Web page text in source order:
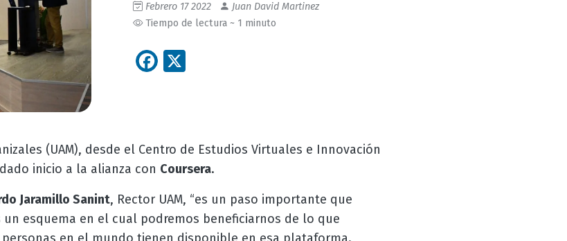
Febrero 17 2022
Juan David Martinez
Tiempo de lectura ~ 1 minuto
Facebook
(UAM), desde el Centro de Estudios Virtuales e Innovación
inicio a la alianza con Coursera.
Jaramillo Sanint, Rector UAM, “es un paso importante que
esquema en el cual podremos beneficiarnos de lo que
en el mundo tienen disponible en esa plataforma.